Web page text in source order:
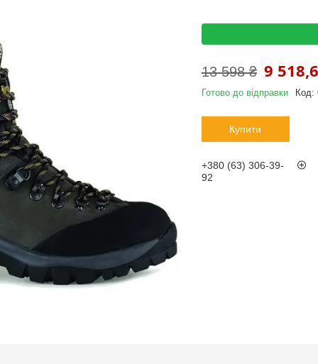
13 598 ₴ 9
Готово до відправки Код:
Купити
+380 (63) 306-39-
92